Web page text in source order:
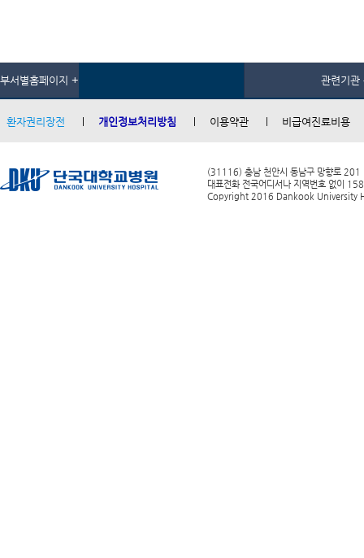
부서별홈페이지 + 관련기관
환자권리장전 개인정보처리방침 이용약관 비급여진료비용
(31116) 충남 천안시 동남구 망향로 201
대표전화 전국어디서나 지역번호 없이
Copyright 2016 Dankook University